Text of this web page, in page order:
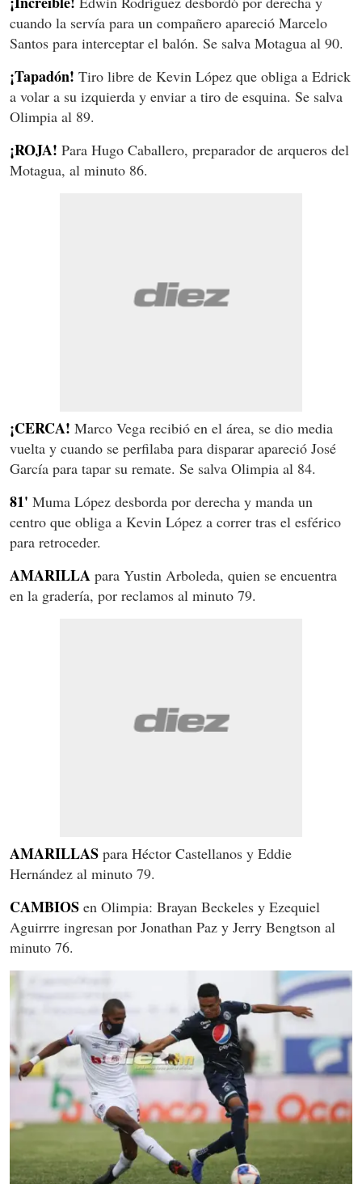
cuando la servía para un compañero apareció Marcelo
Santos para interceptar el balón. Se salva Motagua al 90.
¡Tapadón! Tiro libre de Kevin López que obliga a Edrick
a volar a su izquierda y enviar a tiro de esquina. Se salva
Olimpia al 89.
¡ROJA! Para Hugo Caballero, preparador de arqueros del
Motagua, al minuto 86.
¡CERCA! Marco Vega recibió en el área, se dio media
vuelta y cuando se perfilaba para disparar apareció José
García para tapar su remate. Se salva Olimpia al 84.
81' Muma López desborda por derecha y manda un
centro que obliga a Kevin López a correr tras el esférico
para retroceder.
AMARILLA para Yustin Arboleda, quien se encuentra
en la gradería, por reclamos al minuto 79.
AMARILLAS para Héctor Castellanos y Eddie
Hernández al minuto 79.
CAMBIOS en Olimpia: Brayan Beckeles y Ezequiel
Aguirrre ingresan por Jonathan Paz y Jerry Bengtson al
minuto 76.